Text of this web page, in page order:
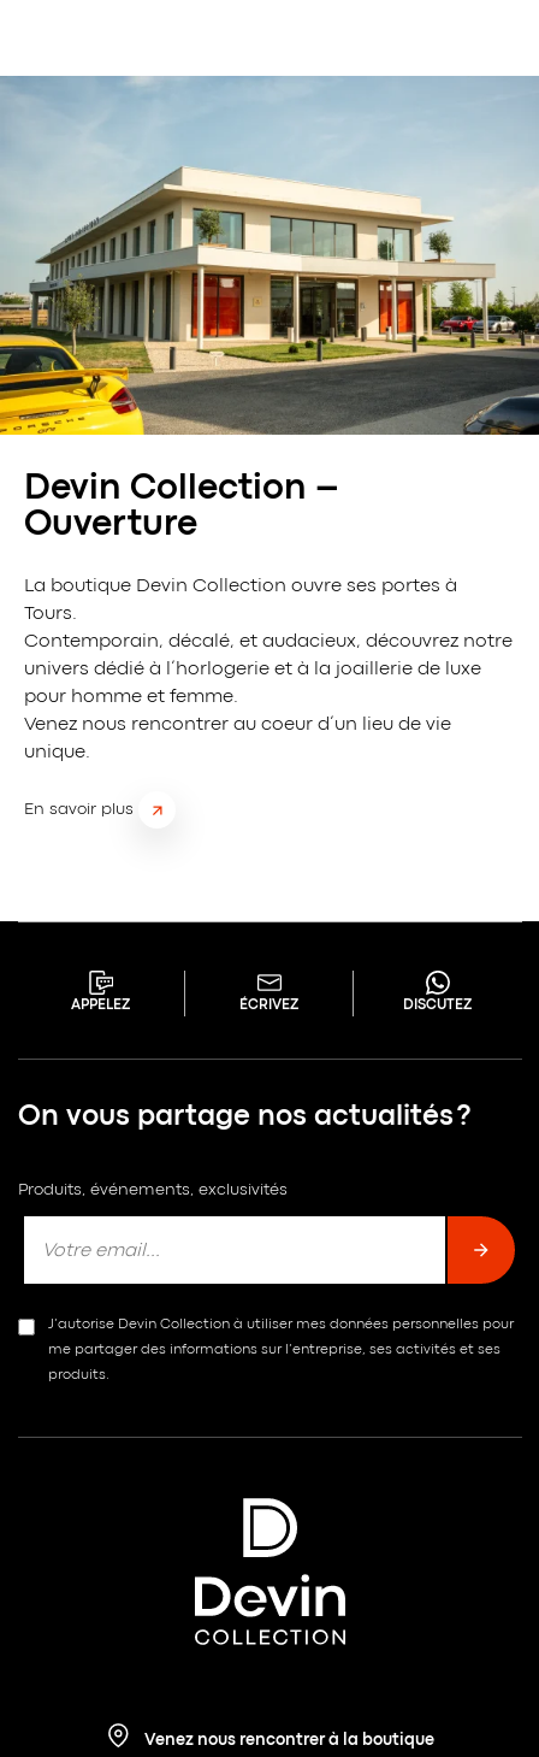
Devin Collection –
Ouverture
La boutique Devin Collection ouvre ses portes à
Tours.
Contemporain, décalé, et audacieux, découvrez notre
univers dédié à l’horlogerie et à la joaillerie de luxe
pour homme et femme.
Venez nous rencontrer au coeur d’un lieu de vie
unique.
En savoir plus
APPELEZ ÉCRIVEZ DISCUTEZ
On vous partage nos actualités ?
Produits, événements, exclusivités
J’autorise Devin Collection à utiliser mes données personnelles pour
me partager des informations sur l’entreprise, ses activités et ses
produits.
Venez nous rencontrer à la boutique